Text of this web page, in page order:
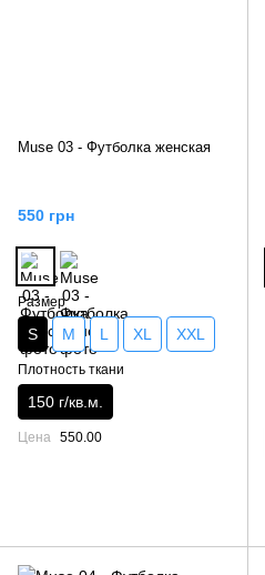
Muse 03 - Футболка женская
550 грн
Размер
S M L XL XXL
Плотность ткани
150 г/кв.м.
Цена 550.00